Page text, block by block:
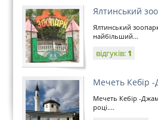
Ялтинський
Ялтинський
найбільший...
відгуків: 1
Мечеть Кебір -
Мечеть Кебір -
році....